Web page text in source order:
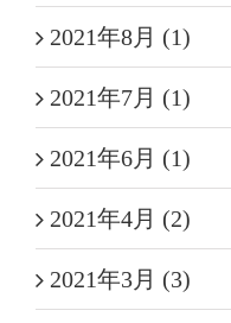
2021年8月 (1)
2021年7月 (1)
2021年6月 (1)
2021年4月 (2)
2021年3月 (3)